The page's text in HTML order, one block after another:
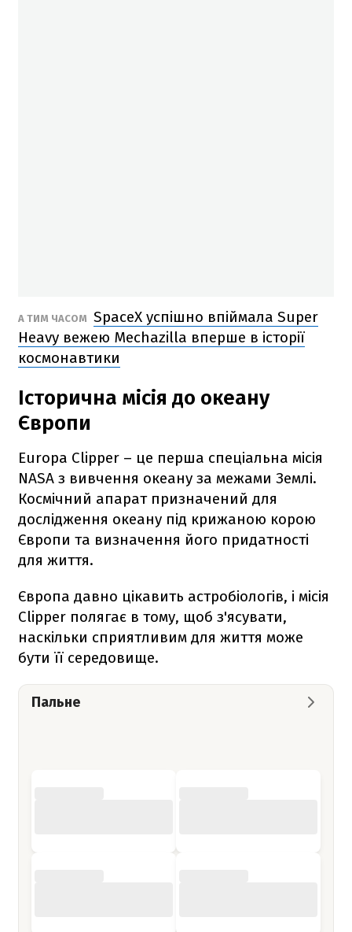
А ТИМ ЧАСОМ SpaceX успішно впіймала Super
Heavy вежею Mechazilla вперше в історії
космонавтики
Історична місія до океану
Європи
Europa Clipper – це перша спеціальна місія
NASA з вивчення океану за межами Землі.
Космічний апарат призначений для
дослідження океану під крижаною корою
Європи та визначення його придатності
для життя.
Європа давно цікавить астробіологів, і місія
Clipper полягає в тому, щоб з'ясувати,
наскільки сприятливим для життя може
бути її середовище.
Пальне